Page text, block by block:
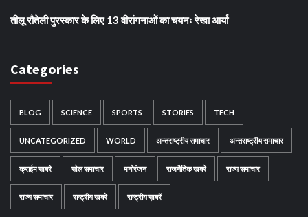
तीलू रौतेली पुरस्कार के लिए 13 वीरांगनाओं का चयनः रेखा आर्या
Categories
BLOG SCIENCE SPORTS STORIES TECH
UNCATEGORIZED WORLD अन्तराष्ट्रीय समाचार अन्तराष्ट्रीय समाचार
क्राईम खबरे खेल समाचार मनोरंजन राजनैतिक खबरे राज्य समाचार
राज्य समाचार राष्ट्रीय खबरे राष्ट्रीय ख़बरें